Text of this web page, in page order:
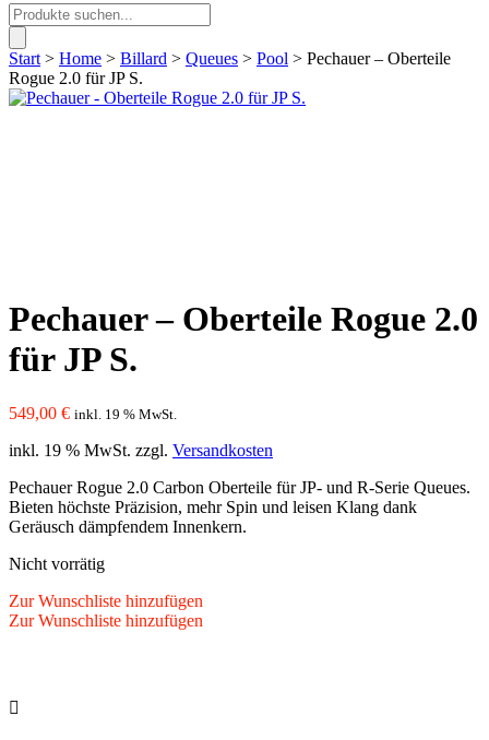
Products
search
Start > Home > Billard > Queues > Pool > Pechauer – Oberteile
Rogue 2.0 für JP S.
Pechauer – Oberteile Rogue 2.0
für JP S.
549,00 € inkl. 19 % MwSt.
inkl. 19 % MwSt. zzgl. Versandkosten
Pechauer Rogue 2.0 Carbon Oberteile für JP- und R-Serie Queues.
Bieten höchste Präzision, mehr Spin und leisen Klang dank
Geräusch dämpfendem Innenkern.
Nicht vorrätig
Zur Wunschliste hinzufügen
Zur Wunschliste hinzufügen
